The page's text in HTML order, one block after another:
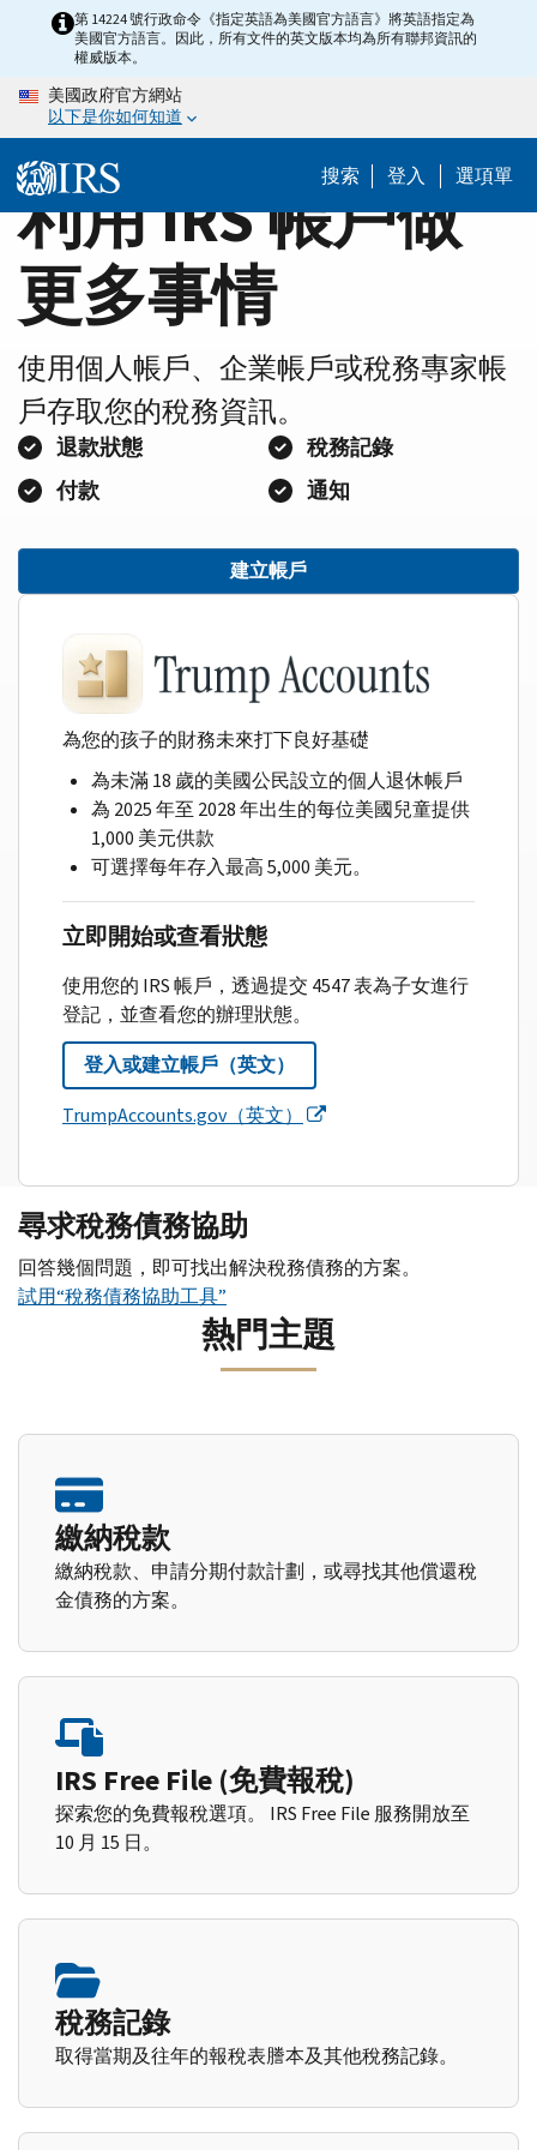
content
Home第 14224 號行政命令《指定英語為美國官方語言》將英語指定為
美國官方語言。因此，所有文件的英文版本均為所有聯邦資訊的
權威版本。
美國政府官方網站
以下是你如何知道
搜索 登入 選項單
利用 IRS 帳戶做
更多事情
使用個人帳戶、企業帳戶或稅務專家帳
戶存取您的稅務資訊。
退款狀態
稅務記錄
付款
通知
建立帳戶
為您的孩子的財務未來打下良好基礎
為未滿 18 歲的美國公民設立的個人退休帳戶
為 2025 年至 2028 年出生的每位美國兒童提供
1,000 美元供款
可選擇每年存入最高 5,000 美元。
立即開始或查看狀態
使用您的 IRS 帳戶，透過提交 4547 表為子女進行
登記，並查看您的辦理狀態。
登入或建立帳戶（英文）
TrumpAccounts.gov（英文）
尋求稅務債務協助
回答幾個問題，即可找出解決稅務債務的方案。
試用“稅務債務協助工具”
熱門主題
繳納稅款
繳納稅款、申請分期付款計劃，或尋找其他償還稅
金債務的方案。
IRS Free File (免費報稅)
探索您的免費報稅選項。 IRS Free File 服務開放至
10 月 15 日。
稅務記錄
取得當期及往年的報稅表謄本及其他稅務記錄。